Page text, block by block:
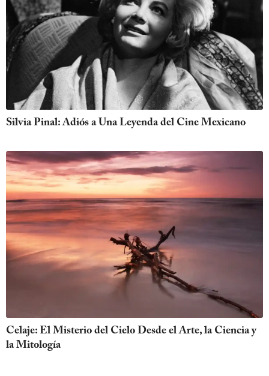
Silvia Pinal: Adiós a Una Leyenda del Cine Mexicano
Celaje: El Misterio del Cielo Desde el Arte, la Ciencia y
la Mitología